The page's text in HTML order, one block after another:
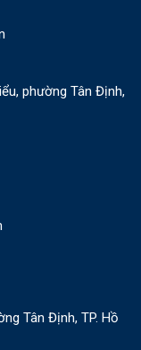
phường Tân Định,
Tân Định, TP. Hồ